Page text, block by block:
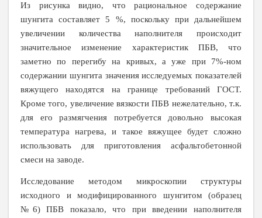
Из рисунка видно, что рациональное содержание
шунгита составляет 5 %, поскольку при дальнейшем
увеличении количества наполнителя происходит
значительное изменение характеристик ПБВ, что
заметно по перегибу на кривых, а уже при 7%-ном
содержании шунгита значения исследуемых показателей
вяжущего находятся на границе требований ГОСТ.
Кроме того, увеличение вязкости ПБВ нежелательно, т.к.
для его размягчения потребуется довольно высокая
температура нагрева, и такое вяжущее будет сложно
использовать для приготовления асфальтобетонной
смеси на заводе.
Исследование методом микроскопии структуры
исходного и модифицированного шунгитом (образец
№6) ПБВ показало, что при введении наполнителя